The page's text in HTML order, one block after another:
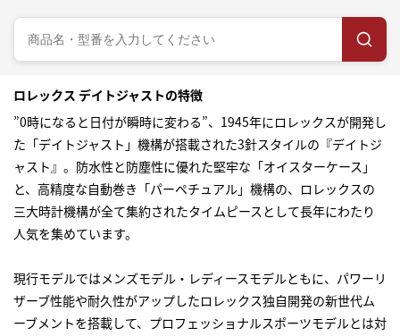
ロレックス デイトジャストの特徴
”0時になると日付が瞬時に変わる”、1945年にロレックスが開発し
た「デイトジャスト」機構が搭載された3針スタイルの『デイトジ
ャスト』。防水性と防塵性に優れた堅牢な「オイスターケース」
と、高精度な自動巻き「パーペチュアル」機構の、ロレックスの
三大時計機構が全て集約されたタイムピースとして長年にわたり
人気を集めています。
現行モデルではメンズモデル・レディースモデルともに、パワーリ
ザーブ性能や耐久性がアップしたロレックス独自開発の新世代ム
ーブメントを搭載して、プロフェッショナルスポーツモデルとは対